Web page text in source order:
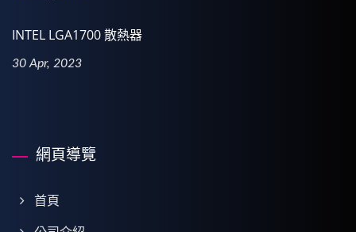
INTEL LGA1700 散熱器
30 Apr, 2023
網頁導覽
首頁